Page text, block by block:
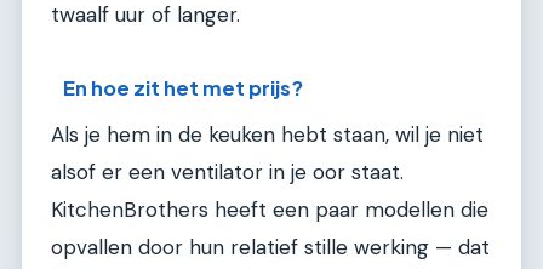
twaalf uur of langer.
En hoe zit het met prijs?
Als je hem in de keuken hebt staan, wil je niet
alsof er een ventilator in je oor staat.
KitchenBrothers heeft een paar modellen die
opvallen door hun relatief stille werking — dat